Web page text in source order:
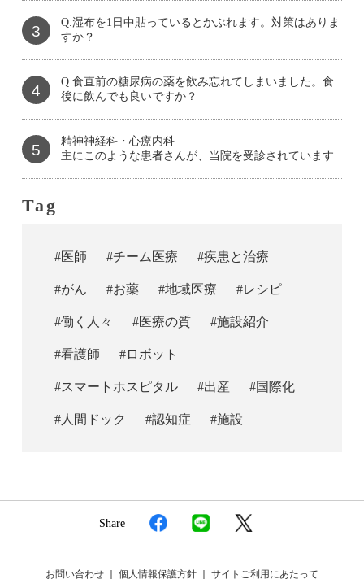
3
Q.湿布を1日中貼っているとかぶれます。対策はありま
すか？
4
Q.食直前の糖尿病の薬を飲み忘れてしまいました。食
後に飲んでも良いですか？
5
精神神経科・心療内科
主にこのような患者さんが、当院を受診されています
Tag
#医師 #チーム医療 #疾患と治療
#がん #お薬 #地域医療 #レシピ
#働く人々 #医療の質 #施設紹介
#看護師 #ロボット
#スマートホスピタル #出産 #国際化
#人間ドック #認知症 #施設
Share
お問い合わせ 個人情報保護方針 サイトご利用にあたって